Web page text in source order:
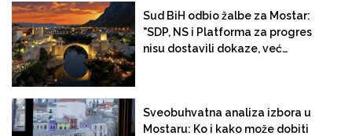
Sud BiH odbio žalbe za Mostar:
"SDP, NS i Platforma za progres
nisu dostavili dokaze, već
Sveobuhvatna analiza izbora u
Mostaru: Ko i kako može dobiti